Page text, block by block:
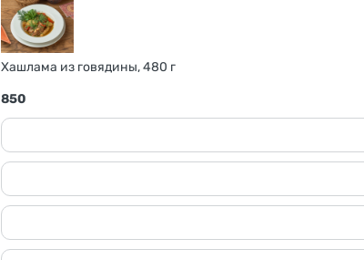
Хашлама из говядины, 480 г
850